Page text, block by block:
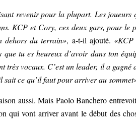
revenir pour la plupart. Les joueurs
KCP et Cory, ces deux gars, pour le
dehors du terrain», a-t-il ajouté. «KCP
tu es heureux d’avoir dans ton
très vocaux. C’est un leader, il a gagné
sait ce qu’il faut pour arriver au
aussi. Mais Paolo Banchero
qui vont arriver avant le début des